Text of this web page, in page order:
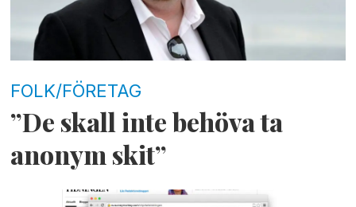
FOLK/FÖRETAG
”De skall inte behöva ta
anonym skit”